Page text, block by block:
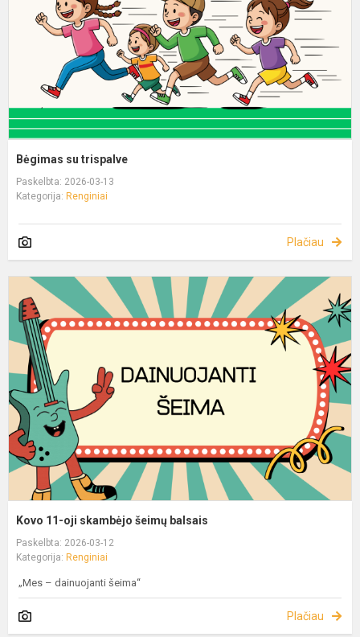
Bėgimas su trispalve
Paskelbta: 2026-03-13
Kategorija: Renginiai
Plačiau
Kovo 11-oji skambėjo šeimų balsais
Paskelbta: 2026-03-12
Kategorija: Renginiai
„Mes – dainuojanti šeima“
Plačiau